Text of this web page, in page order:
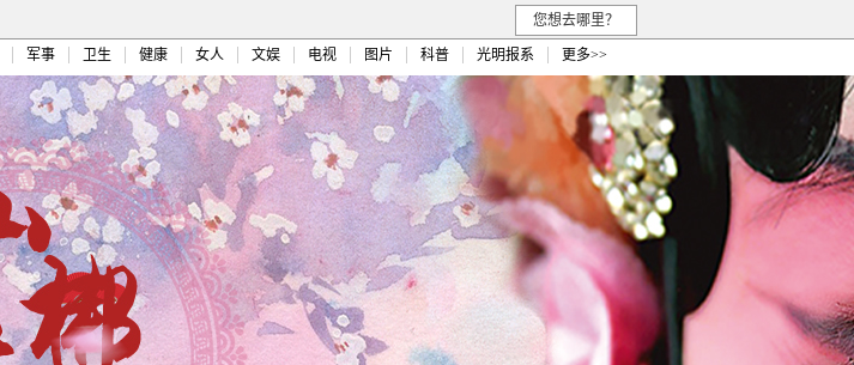
您想去哪里？
军事 卫生 健康 女人 文娱 电视 图片 科普 光明报系 更多>>